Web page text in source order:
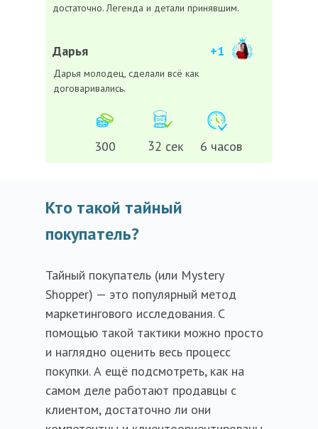
+1
Дарья
Дарья молодец, сделали всё как
договаривались.
достаточно. Легенда и детали принявшим.
300 32 сек 6 часов
Кто такой тайный
покупатель?
Тайный покупатель (или Mystery
Shopper) — это популярный метод
маркетингового исследования. С
помощью такой тактики можно просто
и наглядно оценить весь процесс
покупки. А ещё подсмотреть, как на
самом деле работают продавцы с
клиентом, достаточно ли они